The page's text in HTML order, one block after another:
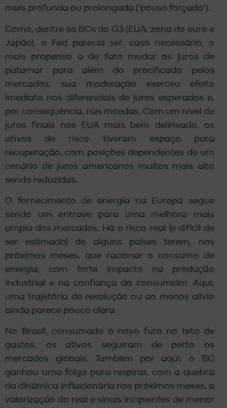
mais profunda ou prolongada (‘pouso forçado’).
Como, dentre os BCs do G3 (EUA, zona do euro e
Japão), o Fed parecia ser, caso necessário, o
mais propenso a de fato mudar os juros de
patamar para além do precificado pelos
mercados, sua moderação exerceu efeito
imediato nos diferenciais de juros esperados e,
por consequência, nas moedas. Com um nível de
juros finais nos EUA mais bem delineado, os
ativos de risco tiveram espaço para
recuperação, com posições dependentes de um
cenário de juros americanos muitos mais alto
sendo reduzidas.
O fornecimento de energia na Europa segue
sendo um entrave para uma melhora mais
ampla dos mercados. Há o risco real (e difícil de
ser estimado) de alguns países terem, nos
próximos meses, que racionar o consumo de
energia, com forte impacto na produção
industrial e na confiança do consumidor. Aqui,
uma trajetória de resolução ou ao menos alívio
ainda parece pouco clara.
No Brasil, consumado o novo furo no teto de
gastos, os ativos seguiram de perto os
mercados globais. Também por aqui, o BC
ganhou uma folga para respirar, com a quebra
da dinâmica inflacionária nos próximos meses, a
valorização do real e sinais incipientes de menor